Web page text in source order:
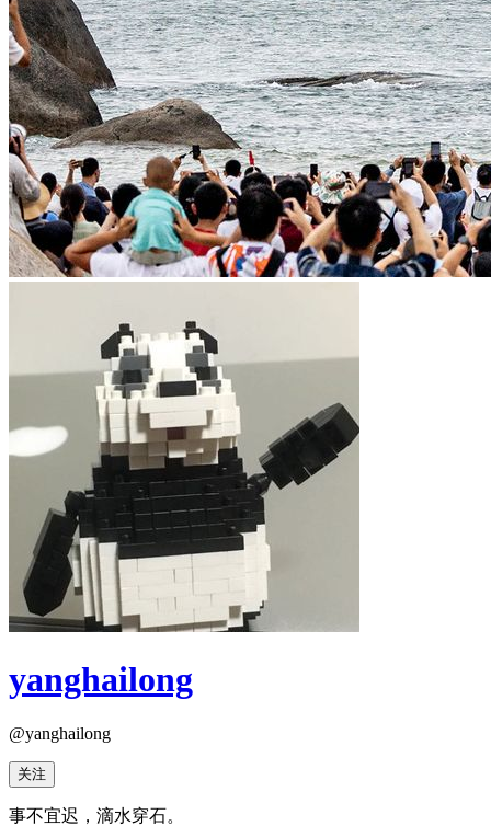
yanghailong
@yanghailong
关注
事不宜迟，滴水穿石。